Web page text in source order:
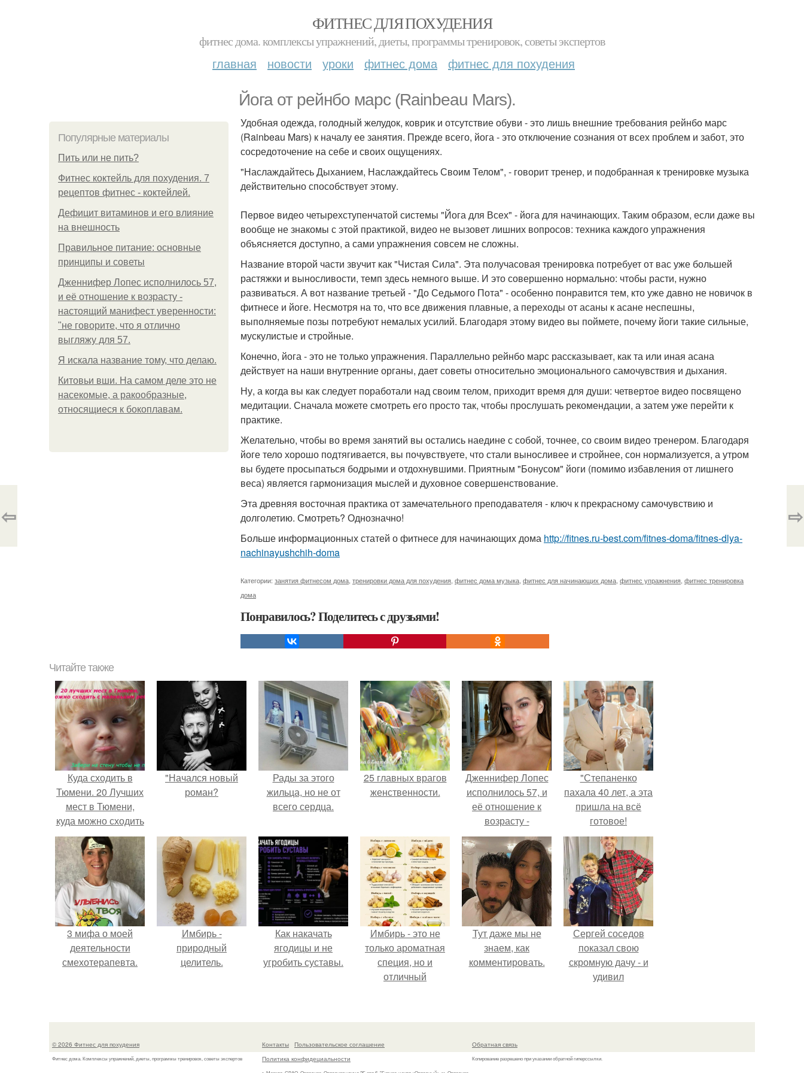
ФИТНЕС ДЛЯ ПОХУДЕНИЯ
фитнес дома. комплексы упражнений, диеты, программы тренировок, советы экспертов
главная новости уроки фитнес дома фитнес для похудения
Йога от рейнбо марс (Rainbeau Mars).
Популярные материалы
Пить или не пить?
Фитнес коктейль для похудения. 7
рецептов фитнес - коктейлей.
Дефицит витаминов и его влияние
на внешность
Правильное питание: основные
принципы и советы
Дженнифер Лопес исполнилось 57,
и её отношение к возрасту -
настоящий манифест уверенности:
"не говорите, что я отлично
выгляжу для 57.
Я искала название тому, что делаю.
Китовьи вши. На самом деле это не
насекомые, а ракообразные,
относящиеся к бокоплавам.
Удобная одежда, голодный желудок, коврик и отсутствие обуви - это лишь внешние требования рейнбо марс
(Rainbeau Mars) к началу ее занятия. Прежде всего, йога - это отключение сознания от всех проблем и забот, это
сосредоточение на себе и своих ощущениях.
"Наслаждайтесь Дыханием, Наслаждайтесь Своим Телом", - говорит тренер, и подобранная к тренировке музыка
действительно способствует этому.
Первое видео четырехступенчатой системы "Йога для Всех" - йога для начинающих. Таким образом, если даже вы
вообще не знакомы с этой практикой, видео не вызовет лишних вопросов: техника каждого упражнения
объясняется доступно, а сами упражнения совсем не сложны.
Название второй части звучит как "Чистая Сила". Эта получасовая тренировка потребует от вас уже большей
растяжки и выносливости, темп здесь немного выше. И это совершенно нормально: чтобы расти, нужно
развиваться. А вот название третьей - "До Седьмого Пота" - особенно понравится тем, кто уже давно не новичок в
фитнесе и йоге. Несмотря на то, что все движения плавные, а переходы от асаны к асане неспешны,
выполняемые позы потребуют немалых усилий. Благодаря этому видео вы поймете, почему йоги такие сильные,
мускулистые и стройные.
Конечно, йога - это не только упражнения. Параллельно рейнбо марс рассказывает, как та или иная асана
действует на наши внутренние органы, дает советы относительно эмоционального самочувствия и дыхания.
Ну, а когда вы как следует поработали над своим телом, приходит время для души: четвертое видео посвящено
медитации. Сначала можете смотреть его просто так, чтобы прослушать рекомендации, а затем уже перейти к
практике.
Желательно, чтобы во время занятий вы остались наедине с собой, точнее, со своим видео тренером. Благодаря
йоге тело хорошо подтягивается, вы почувствуете, что стали выносливее и стройнее, сон нормализуется, а утром
вы будете просыпаться бодрыми и отдохнувшими. Приятным "Бонусом" йоги (помимо избавления от лишнего
веса) является гармонизация мыслей и духовное совершенствование.
Эта древняя восточная практика от замечательного преподавателя - ключ к прекрасному самочувствию и
долголетию. Смотреть? Однозначно!
Больше информационных статей о фитнесе для начинающих дома http://fitnes.ru-best.com/fitnes-doma/fitnes-dlya-
nachinayushchih-doma
Категории: занятия фитнесом дома тренировки дома для похудения фитнес дома музыка фитнес для начинающих дома фитнес упражнения фитнес тренировка
дома
Понравилось? Поделитесь с друзьями!
⇦ ⇨
Читайте также
Куда сходить в
Тюмени. 20 Лучших
мест в Тюмени,
куда можно сходить
с маленьким
ребенком
"Начался новый
роман?
Рады за этого
жильца, но не от
всего сердца.
25 главных врагов
женственности.
Дженнифер Лопес
исполнилось 57, и
её отношение к
возрасту -
настоящий
манифест
уверенности: "не
говорите, что я
отлично выгляжу
для 57.
"Степаненко
пахала 40 лет, а эта
пришла на всё
готовое!
3 мифа о моей
деятельности
смехотерапевта.
Имбирь -
природный
целитель.
Как накачать
ягодицы и не
угробить суставы.
Имбирь - это не
только ароматная
специя, но и
отличный
и блюд.
Тут даже мы не
знаем, как
комментировать.
Сергей соседов
показал свою
скромную дачу - и
удивил
© 2026 Фитнес для похудения
Фитнес дома. Комплексы упражнений, диеты, программы тренировок, советы экспертов
Контакты
Пользовательское соглашение
Политика конфидециальности
Обратная связь
Копирование разрешено при указании обратной гиперссылки.